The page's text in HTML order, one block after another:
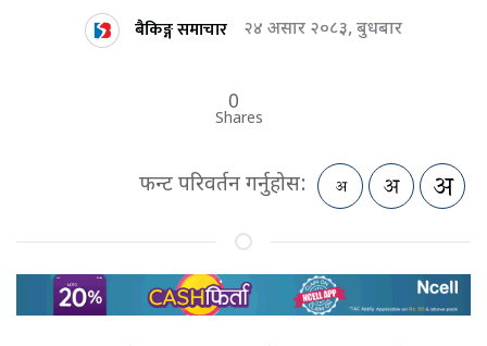
बैकिङ्ग समाचार २४ असार २०८३, बुधबार
0
Shares
फन्ट परिवर्तन गर्नुहोस: